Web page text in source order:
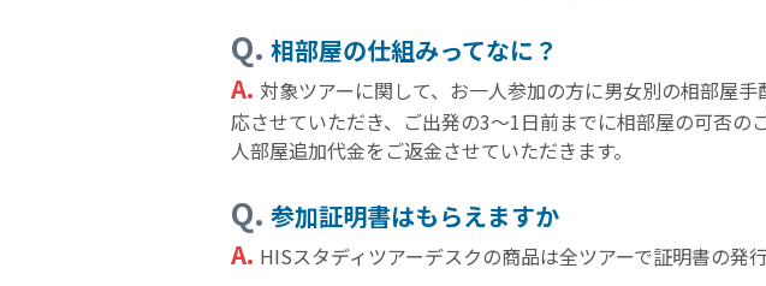
Q. 相部屋の仕組みってなに？
A. 対象ツアーに関して、お一人参加の方に男女別の相部屋
応させていただき、ご出発の3～1日前までに相部屋の可否
人部屋追加代金をご返金させていただきます。
Q. 参加証明書はもらえますか
A. HISスタディツアーデスクの商品は全ツアーで証明書の発